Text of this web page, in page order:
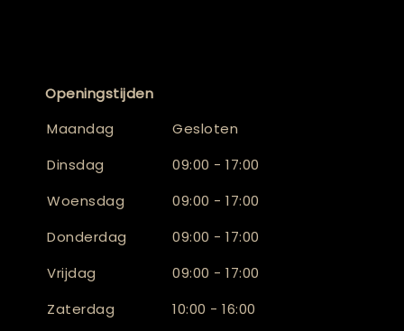
Openingstijden
Maandag
Gesloten
Dinsdag
09:00 - 17:00
Woensdag
09:00 - 17:00
Donderdag
09:00 - 17:00
Vrijdag
09:00 - 17:00
Zaterdag
10:00 - 16:00